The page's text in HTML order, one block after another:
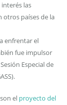
las
otros países de la
enfrentar el
fue impulsor
Especial de
el proyecto del